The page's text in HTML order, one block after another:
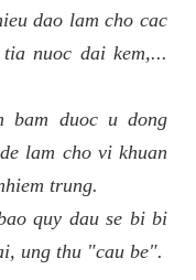
dao lam cho cac
nuoc dai kem,...
bam duoc u dong
lam cho vi khuan
trung.
quy dau se bi bi
ung thu "cau be".